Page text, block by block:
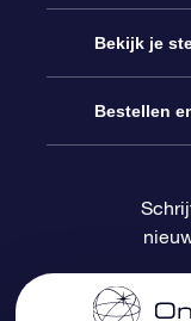
Contact
Blog
OSR
Online Star
OSR
OSR
Bekijk je
One Million
Bestellen